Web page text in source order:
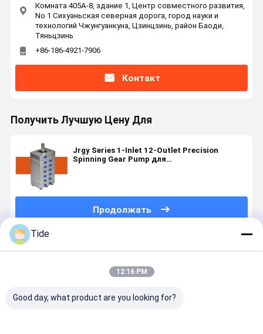
Комната 405A-8, здание 1, Центр совместного развития,
No 1 Сихуаньская северная дорога, город науки и
технологий Чжунгуанкуна, Цзинцзинь, район Баоди,
Тяньцзинь
+86-186-4921-7906
Контакт
Получить Лучшую Цену Для
Jrgy Series 1-Inlet 12-Outlet Precision
Spinning Gear Pump для
Продолжать
Порекомендованные Продукты
Tide
12:16 PM
Good day, what product are you looking for?